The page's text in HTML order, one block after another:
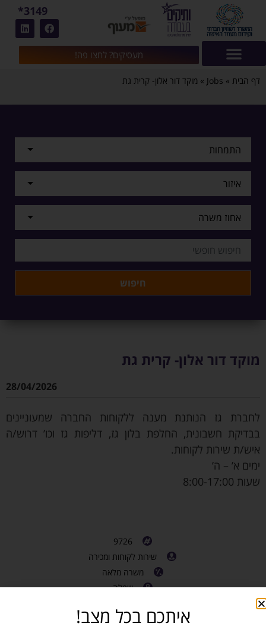
מעסיקים? לחצו פה!
3149*
דף הבית »
Jobs
» מוקד דור אלון- קרית גת
התמחות
איזור
אחוז משרה
מוקד דור אלון- קרית גת
28/04/2026
לחברת גז הנותנת מענה ללקוחות החברה שמעוניינים
בבדיקת חשבונית, החלפת בלון גז, דליפות גז וכו’ דרוש/ה
איש/ת שירות לקוחות.
ימים א’ – ה’
שעות 8:00-17:00
9726
שירות לקוחות ומכירה
משרה מלאה
שפלה
חושבים שאתם מכירים מישהו שמתאים? שתפו...
איתכם בכל מצב!